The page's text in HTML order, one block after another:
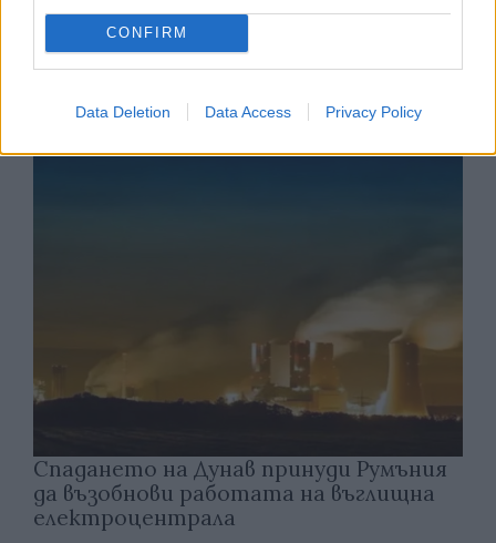
CONFIRM
Data Deletion Data Access Privacy Policy
Ню Йорк стана 14-ият щат на САЩ, в
06.08.2026 / 16:00
Спадането на Дунав принуди Румъния
да възобнови работата на въглищна
електроцентрала